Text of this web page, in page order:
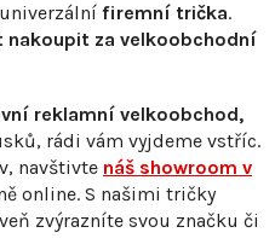
firemní trička.
nakoupit za velkoobchodní
reklamní velkoobchod,
rádi vám vyjdeme vstříc.
navštivte náš showroom v
online. S našimi tričky
zvýrazníte svou značku či